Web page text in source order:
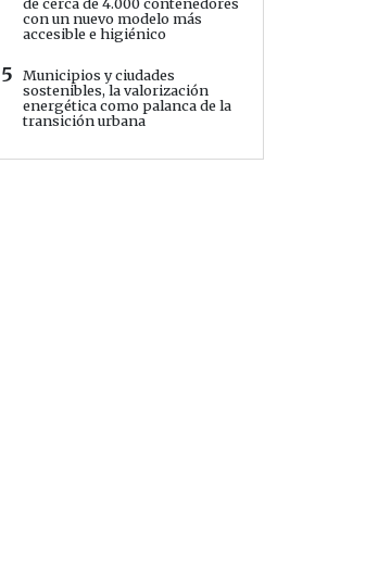
de cerca de 4.000 contenedores
con un nuevo modelo más
accesible e higiénico
5
Municipios y ciudades
sostenibles, la valorización
energética como palanca de la
transición urbana